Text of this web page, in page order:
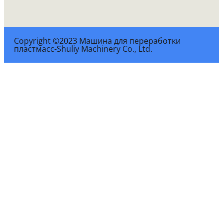
Copyright ©2023 Машина для переработки
пластмасс-Shuliy Machinery Co., Ltd.